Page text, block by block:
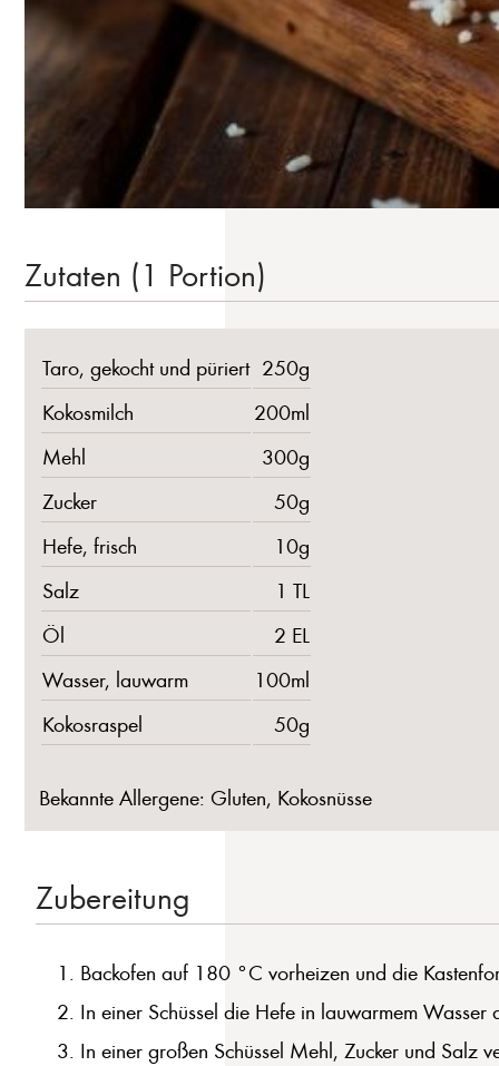
Zutaten (1 Portion)
Taro, gekocht und püriert 250g
Kokosmilch
200ml
Mehl
300g
Zucker
50g
Hefe, frisch
10g
Salz
1 TL
Öl
2 EL
Wasser, lauwarm
100ml
Kokosraspel
50g
Bekannte Allergene: Gluten, Kokosnüsse
Zubereitung
Backofen auf 180 °C vorheizen und die
In einer Schüssel die Hefe in lauwarmem
In einer großen Schüssel Mehl, Zucker und Salz